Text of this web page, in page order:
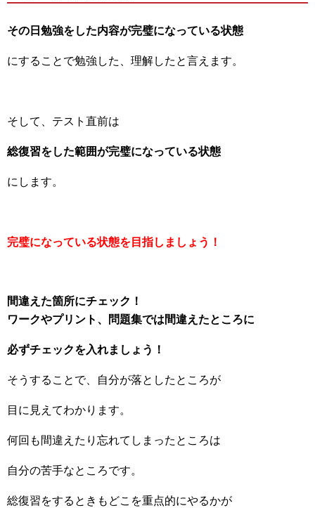
その日勉強をした内容が完璧になっている状態
にすることで勉強した、理解したと言えます。
そして、テスト直前は
総復習をした範囲が完璧になっている状態
にします。
完璧になっている状態を目指しましょう！
間違えた箇所にチェック！
ワークやプリント、問題集では間違えたところに
必ずチェックを入れましょう！
そうすることで、自分が落としたところが
目に見えてわかります。
何回も間違えたり忘れてしまったところは
自分の苦手なところです。
総復習をするときもどこを重点的にやるかが